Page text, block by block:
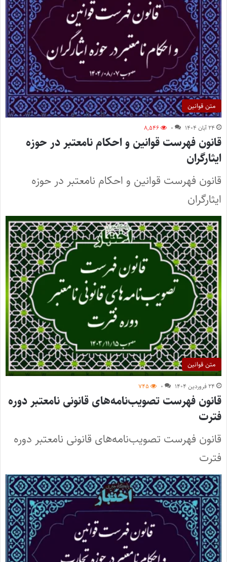
متن قوانین
۲۴ آبان ۱۴۰۴ ۰ ۸,۵۴۶
قانون فهرست قوانین و احکام نامعتبر در حوزه
ایثارگران
قانون فهرست قوانین و احکام نامعتبر در حوزه
ایثارگران
متن قوانین
۲۴ فروردین ۱۴۰۴ ۰ ۷۴۵
قانون فهرست تصویب‌نامه‌های قانونی نامعتبر دوره
فترت
قانون فهرست تصویب‌نامه‌های قانونی نامعتبر دوره
فترت